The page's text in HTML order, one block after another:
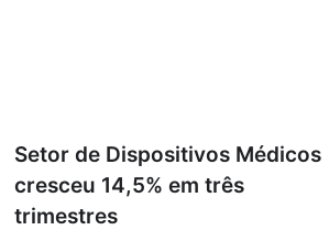
Setor de Dispositivos Médicos
cresceu 14,5% em três
trimestres